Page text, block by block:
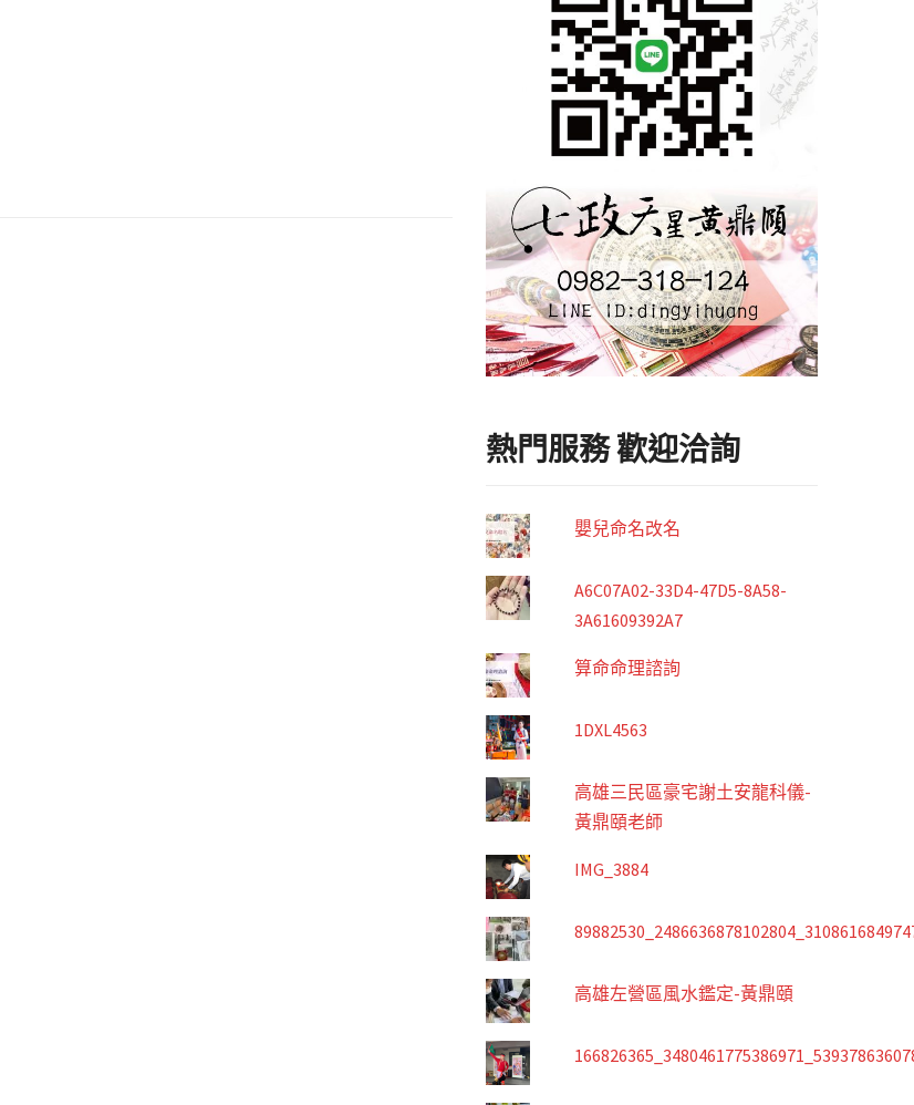
熱門服務 歡迎洽詢
嬰兒命名改名
A6C07A02-33D4-47D5-8A58-
3A61609392A7
算命命理諮詢
1DXL4563
高雄三民區豪宅謝土安龍科儀-
黃鼎頤老師
IMG_3884
高雄左營區風水鑑定-黃鼎頤